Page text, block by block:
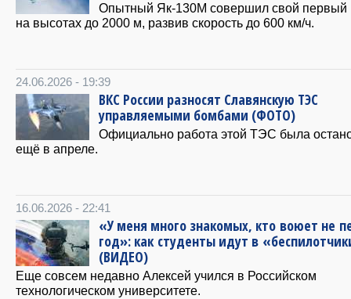
Опытный Як-130М совершил свой первый
на высотах до 2000 м, развив скорость до 600 км/ч.
24.06.2026 - 19:39
ВКС России разносят Славянскую ТЭС
управляемыми бомбами (ФОТО)
Официально работа этой ТЭС была
ещё в апреле.
16.06.2026 - 22:41
«У меня много знакомых, кто воюет не
год»: как студенты идут в
(ВИДЕО)
Еще совсем недавно Алексей учился в Российском
технологическом университете.